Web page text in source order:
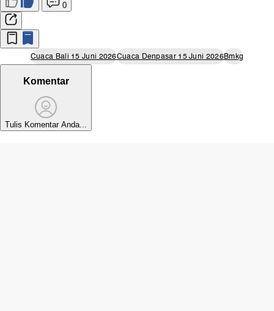
0
Cuaca Bali 15 Juni 2026Cuaca Denpasar 15 Juni 2026Bmkg
Komentar
Tulis Komentar Anda...